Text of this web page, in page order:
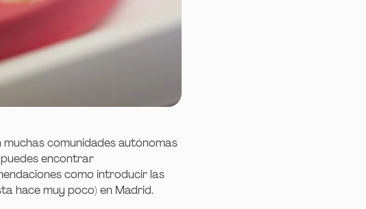
comunidades autónomas
encontrar
como introducir las
hace muy poco) en Madrid.